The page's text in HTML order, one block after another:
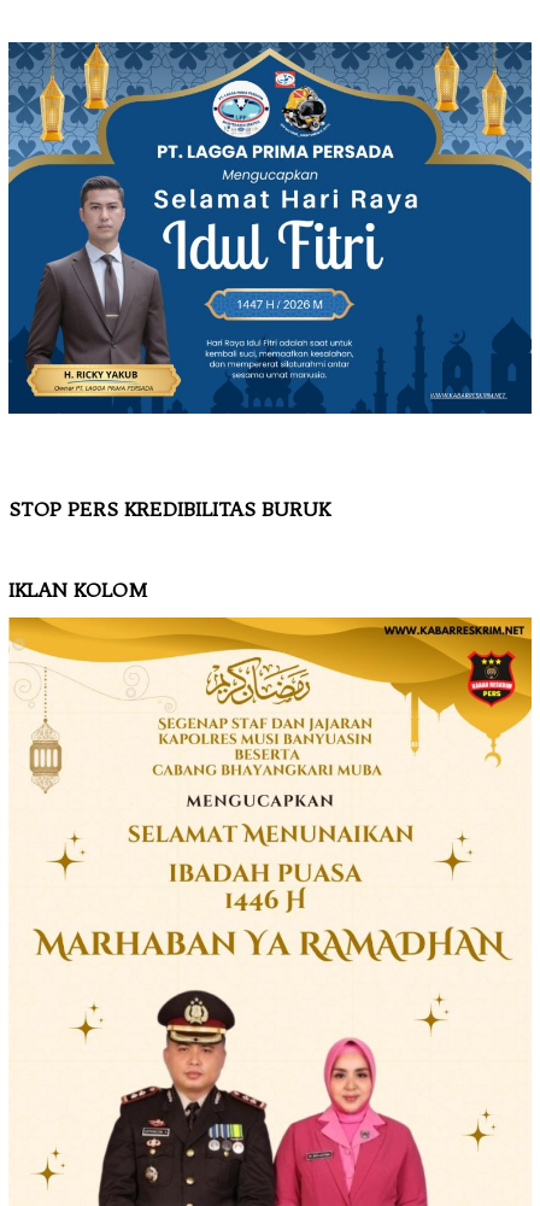
STOP PERS KREDIBILITAS BURUK
IKLAN KOLOM